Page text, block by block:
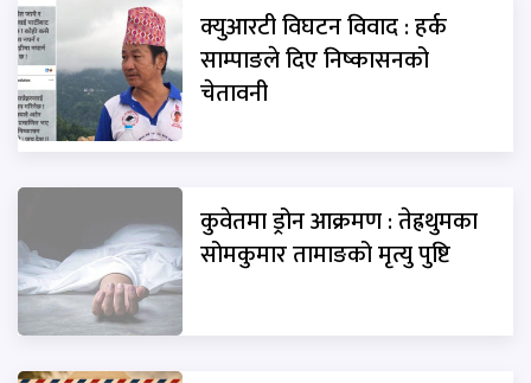
क्युआरटी विघटन विवाद : हर्क
साम्पाङले दिए निष्कासनको
चेतावनी
कुवेतमा ड्रोन आक्रमण : तेह्रथुमका
सोमकुमार तामाङको मृत्यु पुष्टि